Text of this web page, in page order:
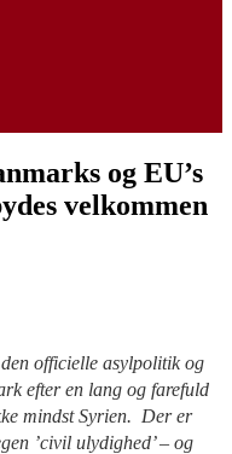
og EU’s
velkommen
officielle asylpolitik og
efter en lang og farefuld
mindst Syrien. Der er
’civil ulydighed’ – og